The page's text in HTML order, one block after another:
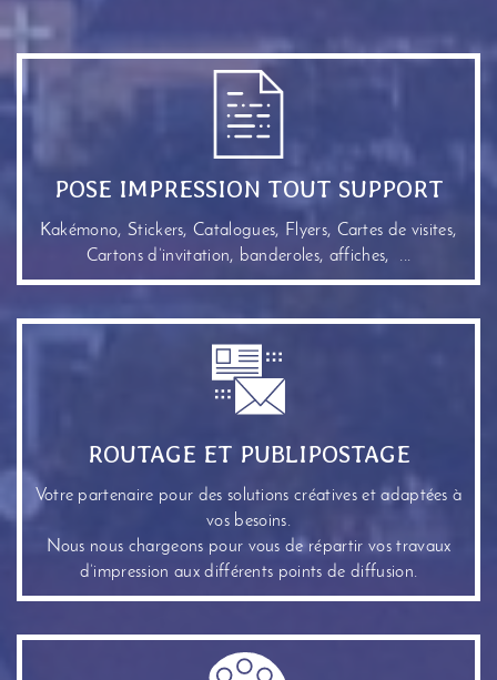
POSE IMPRESSION TOUT SUPPORT
Kakémono, Stickers, Catalogues, Flyers, Cartes de visites,
Cartons d’invitation, banderoles, affiches, ...
ROUTAGE ET PUBLIPOSTAGE
Votre partenaire pour des solutions créatives et adaptées à
vos besoins.
Nous nous chargeons pour vous de répartir vos travaux
d’impression aux différents points de diffusion.